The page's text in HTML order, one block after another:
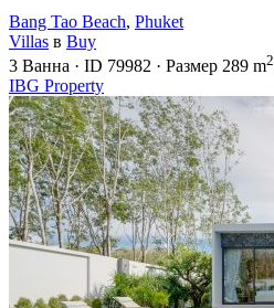
Bang Tao Beach, Phuket
Villas в Buy
3 Ванна · ID 79982 · Размер 289 m2
IBG Property